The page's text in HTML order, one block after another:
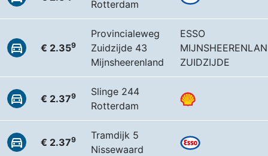
Rotterdam
€ 2.359
Provincialeweg
Zuidzijde 43
Mijnsheerenland
ESSO
ZUIDZIJDE
€ 2.379
Slinge 244
Rotterdam
€ 2.379
Tramdijk 5
Nissewaard